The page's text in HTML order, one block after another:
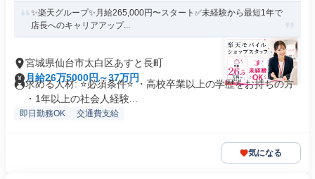
✨楽天グループ✨月給265,000円〜スタート✅未経験から最短1年で
店長へのキャリアアップ...
宮城県仙台市太白区あすと長町
月給26万5000円～37万円
求める人材: ⭐必須条件⭐ ・高校卒業以上の学歴をお持ちの方
・1年以上の社会人経験...
即日勤務OK 交通費支給
気になる